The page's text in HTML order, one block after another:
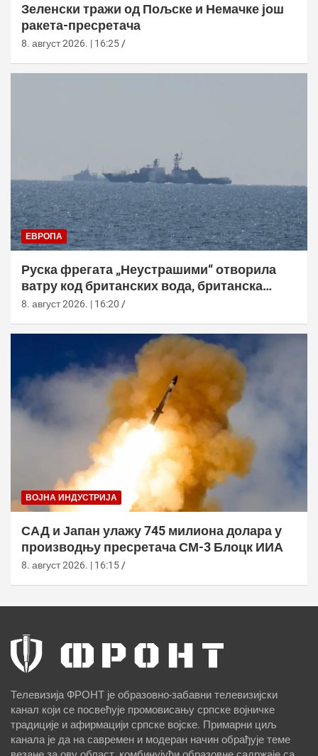
Зеленски тражи од Пољске и Немачке још
ракета-пресретача
8. август 2026. | 16:25
ЕВРОПА
Руска фрегата „Неустрашими“ отворила
ватру код британских вода, британска
морнарица појачала праћење
8. август 2026. | 16:20
ВОЈНА ИНДУСТРИЈА
САД и Јапан улажу 745 милиона долара у
производњу пресретача СМ-3 Блоцк ИИА
8. август 2026. | 16:15
Телевизија ФРОНТ је образовно-забавни телевизијски
канал који се посвећује промовисању српске војничке
традиције и афирмацији српске војске. Примарни циљ
канала је да на савремен и модеран начин обрађује теме